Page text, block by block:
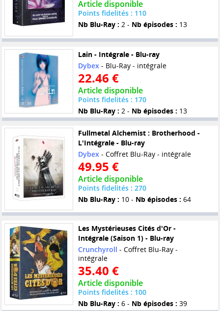
Article disponible
Points fidelités : 110
Nb Blu-Ray : 2 - Nb épisodes : 13
Lain - Intégrale - Blu-ray
Dybex - Blu-Ray - intégrale
22.46 €
Article disponible
Points fidelités : 170
Nb Blu-Ray : 2 - Nb épisodes : 13
Fullmetal Alchemist : Brotherhood -
L'Intégrale - Blu-ray
Dybex- Coffret Blu-Ray - intégrale
49.95 €
Article disponible
Points fidelités : 270
Nb Blu-Ray : 10 - Nb épisodes : 64
Les Mystérieuses Cités d'Or -
Intégrale (Saison 1) - Blu-ray
Crunchyroll - Coffret Blu-Ray -
intégrale
35.40 €
Article disponible
Points fidelités : 100
Nb Blu-Ray : 6 - Nb épisodes : 39